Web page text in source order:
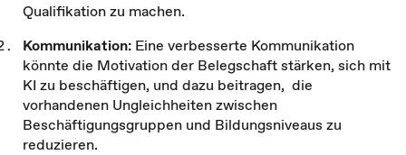
Qualifikation zu machen.
Kommunikation: Eine verbesserte Kommunikation
könnte die Motivation der Belegschaft stärken, sich mit
KI zu beschäftigen, und dazu beitragen, die
vorhandenen Ungleichheiten zwischen
Beschäftigungsgruppen und Bildungsniveaus zu
reduzieren.